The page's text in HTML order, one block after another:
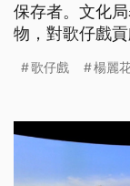
保存者。文化
物，對歌仔戲
歌仔戲 楊麗